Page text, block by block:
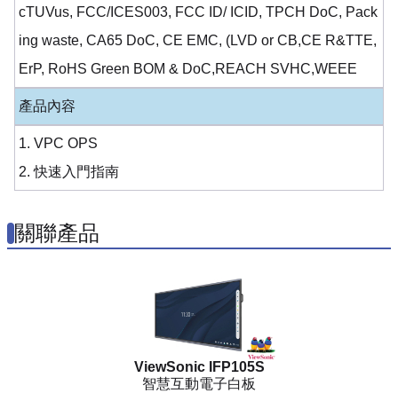
cTUVus, FCC/ICES003, FCC ID/ ICID, TPCH DoC, Pack
ing waste, CA65 DoC, CE EMC, (LVD or CB,CE R&TTE,
ErP, RoHS Green BOM & DoC,REACH SVHC,WEEE
產品內容
1. VPC OPS
2. 快速入門指南
關聯產品
ViewSonic IFP105S
智慧互動電子白板